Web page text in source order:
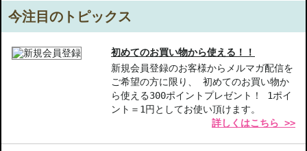
が香りになったフレグランス。私たちの心を華やかに染め、いつま
でも香り続けます。
【ご注意ください】
◇こちらの商品は代引きでの発送ができかねます。代引きでご注文
いただいた場合は、コンビニ後払いに変更をさせて頂きます。コン
ビニ後払いには、決済代行会社による審査がございます。予めご了
◇こちらの商品は、ヤマト運輸、佐川急便もしくは日本郵便で発送
をさせて頂きます。配送便のご指定はできません。
今注目のトピックス
初めてのお買い物から使える！！
新規会員登録のお客様からメルマガ配信を
ご希望の方に限り、 初めてのお買い物か
ら使える300ポイントプレゼント！ 1ポイ
ント＝1円としてお使い頂けます。
詳しくはこちら >>